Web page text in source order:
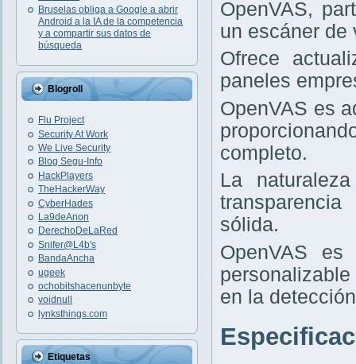
Bruselas obliga a Google a abrir
Android a la IA de la competencia
y a compartir sus datos de
búsqueda
Blogroll
Flu Project
Security At Work
We Live Security
Blog Segu-Info
HackPlayers
TheHackerWay
CyberHades
La9deAnon
DerechoDeLaRed
Snifer@L4b's
BandaAncha
ugeek
ochobitshacenunbyte
voidnull
lynksthings.com
Etiquetas
OpenVAS,
un escáner de
Ofrece
paneles
OpenVAS es
completo.
La
sólida.
OpenVAS
en la